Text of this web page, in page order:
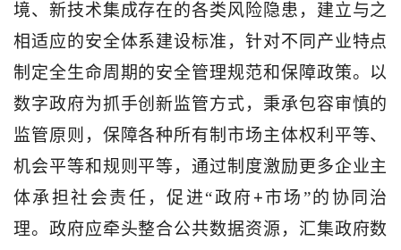
境、新技术集成存在的各类风险隐患，建立与之
相适应的安全体系建设标准，针对不同产业特点
制定全生命周期的安全管理规范和保障政策。以
数字政府为抓手创新监管方式，秉承包容审慎的
监管原则，保障各种所有制市场主体权利平等、
机会平等和规则平等，通过制度激励更多企业主
体承担社会责任，促进“政府 +市场”的协同治
理。政府应牵头整合公共数据资源，汇集政府数